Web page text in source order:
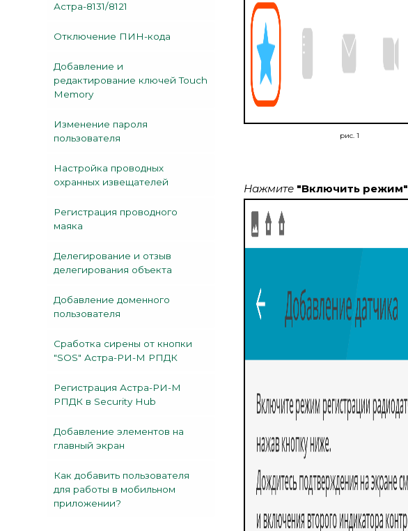
Астра-8131/8121
Отключение ПИН-кода
Добавление и
редактирование ключей Touch
Memory
Изменение пароля
пользователя
Настройка проводных
охранных извещателей
Регистрация проводного
маяка
Делегирование и отзыв
делегирования объекта
Добавление доменного
пользователя
Сработка сирены от кнопки
"SOS" Астра-РИ-М РПДК
Регистрация Астра-РИ-М
РПДК в Security Hub
Добавление элементов на
главный экран
Как добавить пользователя
для работы в мобильном
приложении?
рис. 1
Нажмите "Включить режим"